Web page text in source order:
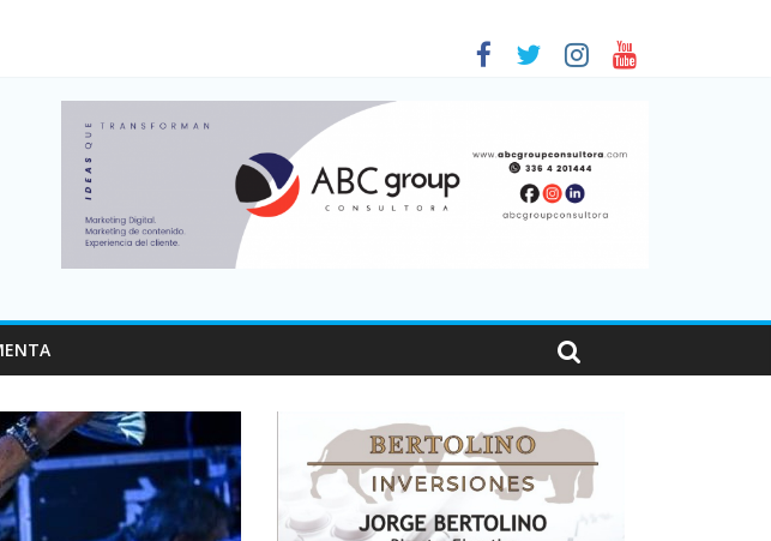
4,6 millones de personas viajaron por el país, un 5,9% más que en 2025
12,6% interanual